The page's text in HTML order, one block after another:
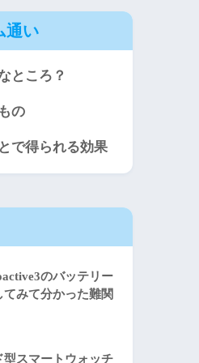
通い
ところ？
の
で得られる効果
のバッテリー
みて分かった難関
型スマートウォッチ